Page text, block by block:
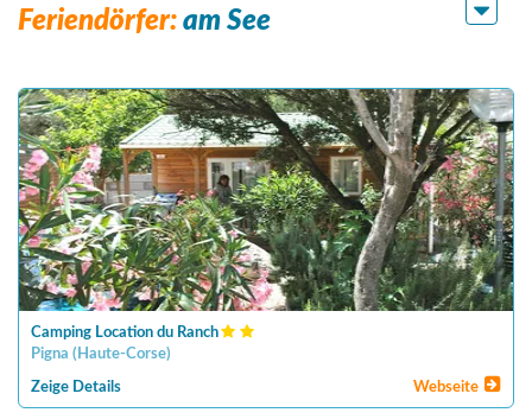
Feriendörfer: am See
Camping Location du Ranch
Pigna ( Haute-Corse)
Zeige Details Webseite